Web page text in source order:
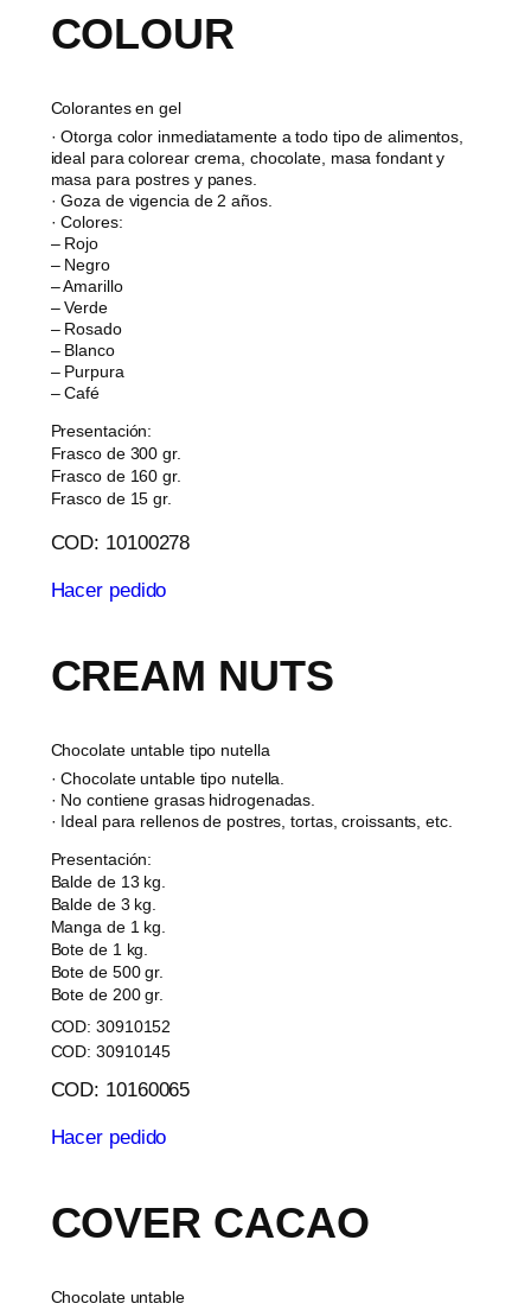
COLOUR
Colorantes en gel
· Otorga color inmediatamente a todo tipo de alimentos,
ideal para colorear crema, chocolate, masa fondant y
masa para postres y panes.
· Goza de vigencia de 2 años.
· Colores:
– Rojo
– Negro
– Amarillo
– Verde
– Rosado
– Blanco
– Purpura
– Café
Presentación:
Frasco de 300 gr.
Frasco de 160 gr.
Frasco de 15 gr.
COD: 10100278
Hacer pedido
CREAM NUTS
Chocolate untable tipo nutella
· Chocolate untable tipo nutella.
· No contiene grasas hidrogenadas.
· Ideal para rellenos de postres, tortas, croissants, etc.
Presentación:
Balde de 13 kg.
Balde de 3 kg.
Manga de 1 kg.
Bote de 1 kg.
Bote de 500 gr.
Bote de 200 gr.
COD: 30910152
COD: 30910145
COD: 10160065
Hacer pedido
COVER CACAO
Chocolate untable